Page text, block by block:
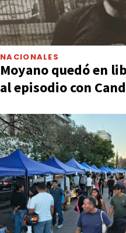
NACIONALES
Moyano quedó en
al episodio con